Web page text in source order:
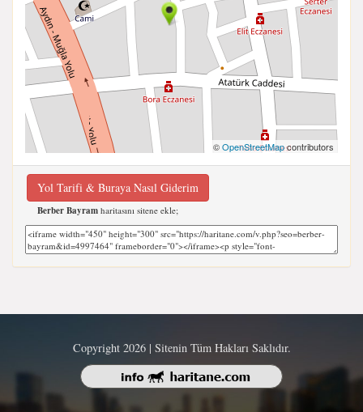
©OpenStreetMapcontributors
Yol Tarifi & Buraya Nasıl Giderim
Berber Bayram haritasını sitene ekle;
Copyright 2026 | Sitenin Tüm Hakları Saklıdır.